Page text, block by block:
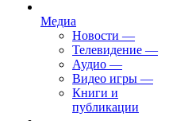
Медиа
Новости —
Телевидение —
Аудио —
Видео игры —
Книги и
публикации